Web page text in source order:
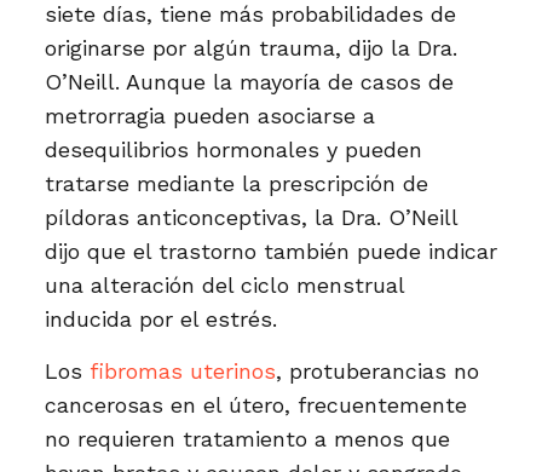
siete días, tiene más probabilidades de
originarse por algún trauma, dijo la Dra.
O’Neill. Aunque la mayoría de casos de
metrorragia pueden asociarse a
desequilibrios hormonales y pueden
tratarse mediante la prescripción de
píldoras anticonceptivas, la Dra. O’Neill
dijo que el trastorno también puede indicar
una alteración del ciclo menstrual
inducida por el estrés.
Los fibromas uterinos, protuberancias no
cancerosas en el útero, frecuentemente
no requieren tratamiento a menos que